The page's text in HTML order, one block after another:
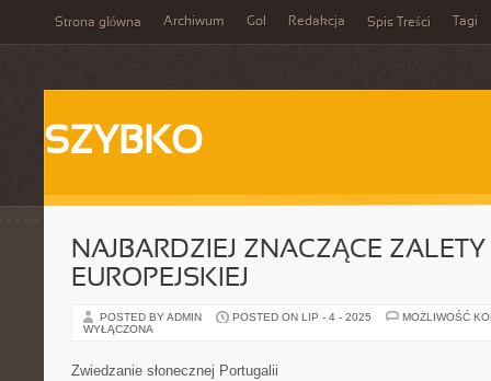
Strona główna Archiwum Gol Redakcja Spis Treści Tagi
SZYBKO
NAJBARDZIEJ ZNACZĄCE
EUROPEJSKIEJ
POSTED BY ADMIN POSTED ON LIP - 4 - 2025
MOŻLIWOŚĆ
WYŁĄCZONA
Zwiedzanie słonecznej Portugalii